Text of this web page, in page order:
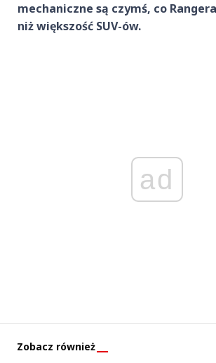
mechaniczne są czymś, co
niż większość SUV-ów.
ad
Zobacz również